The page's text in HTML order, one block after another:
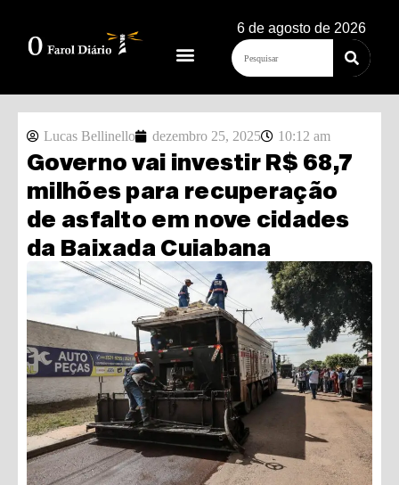
6 de agosto de 2026
Lucas Bellinello dezembro 25, 2025 10:12 am
Governo vai investir R$ 68,7
milhões para recuperação
de asfalto em nove cidades
da Baixada Cuiabana